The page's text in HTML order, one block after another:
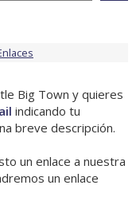
Big Town y quieres
indicando tu
breve descripción.
un enlace a nuestra
un enlace